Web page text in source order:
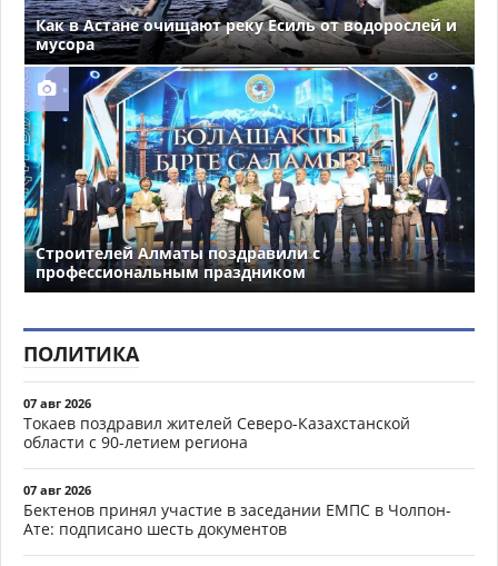
Как в Астане очищают реку Есиль от водорослей и
мусора
Строителей Алматы поздравили с
профессиональным праздником
ПОЛИТИКА
07 авг 2026
Токаев поздравил жителей Северо-Казахстанской
области с 90-летием региона
07 авг 2026
Бектенов принял участие в заседании ЕМПС в Чолпон-
Ате: подписано шесть документов